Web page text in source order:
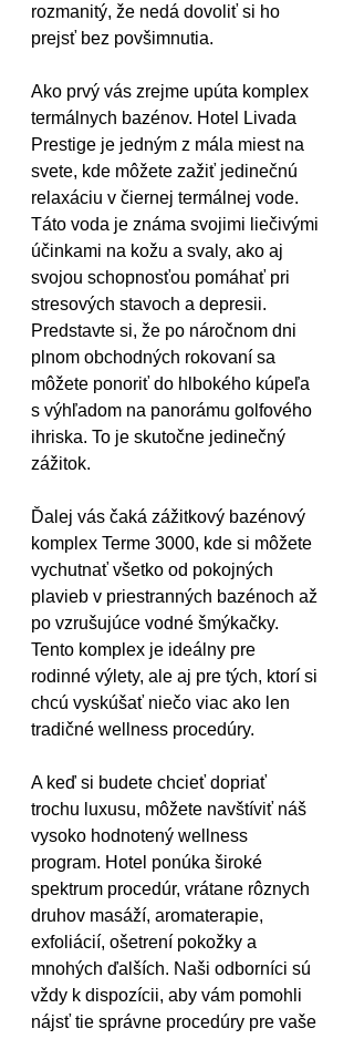
rozmanitý, že nedá dovoliť si ho
prejsť bez povšimnutia.
Ako prvý vás zrejme upúta komplex
termálnych bazénov. Hotel Livada
Prestige je jedným z mála miest na
svete, kde môžete zažiť jedinečnú
relaxáciu v čiernej termálnej vode.
Táto voda je známa svojimi liečivými
účinkami na kožu a svaly, ako aj
svojou schopnosťou pomáhať pri
stresových stavoch a depresii.
Predstavte si, že po náročnom dni
plnom obchodných rokovaní sa
môžete ponoriť do hlbokého kúpeľa
s výhľadom na panorámu golfového
ihriska. To je skutočne jedinečný
zážitok.
Ďalej vás čaká zážitkový bazénový
komplex Terme 3000, kde si môžete
vychutnať všetko od pokojných
plavieb v priestranných bazénoch až
po vzrušujúce vodné šmýkačky.
Tento komplex je ideálny pre
rodinné výlety, ale aj pre tých, ktorí si
chcú vyskúšať niečo viac ako len
tradičné wellness procedúry.
A keď si budete chcieť dopriať
trochu luxusu, môžete navštíviť náš
vysoko hodnotený wellness
program. Hotel ponúka široké
spektrum procedúr, vrátane rôznych
druhov masáží, aromaterapie,
exfoliácií, ošetrení pokožky a
mnohých ďalších. Naši odborníci sú
vždy k dispozícii, aby vám pomohli
nájsť tie správne procedúry pre vaše